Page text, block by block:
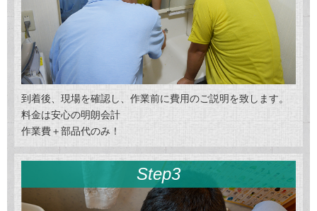
到着後、現場を確認し、作業前に費用のご説明を致します。
料金は安心の明朗会計
作業費＋部品代のみ！
Step3